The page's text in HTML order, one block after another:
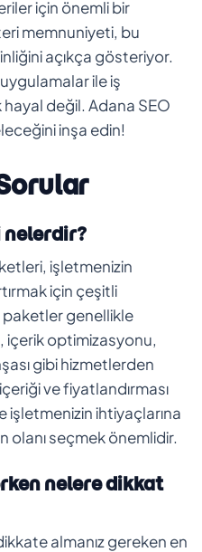
için önemli bir
memnuniyeti, bu
açıkça gösteriyor.
uygulamalar ile iş
değil. Adana SEO
inşa edin!
nelerdir?
işletmenizin
için çeşitli
genellikle
içerik optimizasyonu,
gibi hizmetlerden
ve fiyatlandırması
işletmenizin ihtiyaçlarına
olanı seçmek önemlidir.
nelere dikkat
almanız gereken en